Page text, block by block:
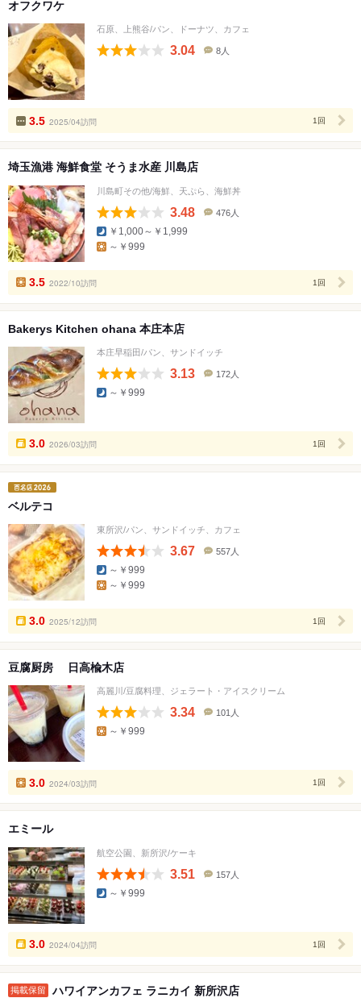
オフクワケ
石原、上熊谷/パン、ドーナツ、カフェ
3.04
数
8人
3.5 2025/04訪問 1回
埼玉漁港 海鮮食堂 そうま水産 川島店
川島町その他/海鮮、天ぷら、海鮮丼
3.48
数
476人
￥1,000～￥1,999
～￥999
3.5 2022/10訪問 1回
Bakerys Kitchen ohana 本庄本店
本庄早稲田/パン、サンドイッチ
3.13
数
172人
～￥999
3.0 2026/03訪問 1回
ベルテコ
東所沢/パン、サンドイッチ、カフェ
3.67
数
557人
～￥999
～￥999
3.0 2025/12訪問 1回
豆腐厨房 日高楡木店
高麗川/豆腐料理、ジェラート・アイスクリーム
3.34
数
101人
～￥999
3.0 2024/03訪問 1回
エミール
航空公園、新所沢/ケーキ
3.51
数
157人
～￥999
3.0 2024/04訪問 1回
掲載保留 ハワイアンカフェ ラニカイ 新所沢店